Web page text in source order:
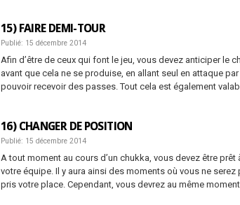
15) FAIRE DEMI-TOUR
Publié: 15 décembre 2014
Afin d’être de ceux qui font le jeu, vous devez anticiper le
avant que cela ne se produise, en allant seul en attaque
pouvoir recevoir des passes. Tout cela est également
16) CHANGER DE POSITION
Publié: 15 décembre 2014
A tout moment au cours d’un chukka, vous devez être
votre équipe. Il y aura ainsi des moments où vous ne
pris votre place. Cependant, vous devrez au même